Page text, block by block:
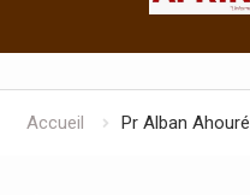
Accueil Pr Alban Ahouré